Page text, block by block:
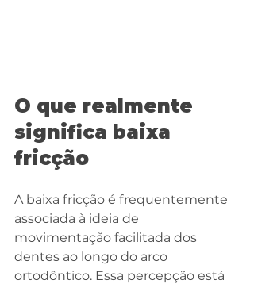
O que realmente
significa baixa
fricção
A baixa fricção é frequentemente
associada à ideia de
movimentação facilitada dos
dentes ao longo do arco
ortodôntico. Essa percepção está